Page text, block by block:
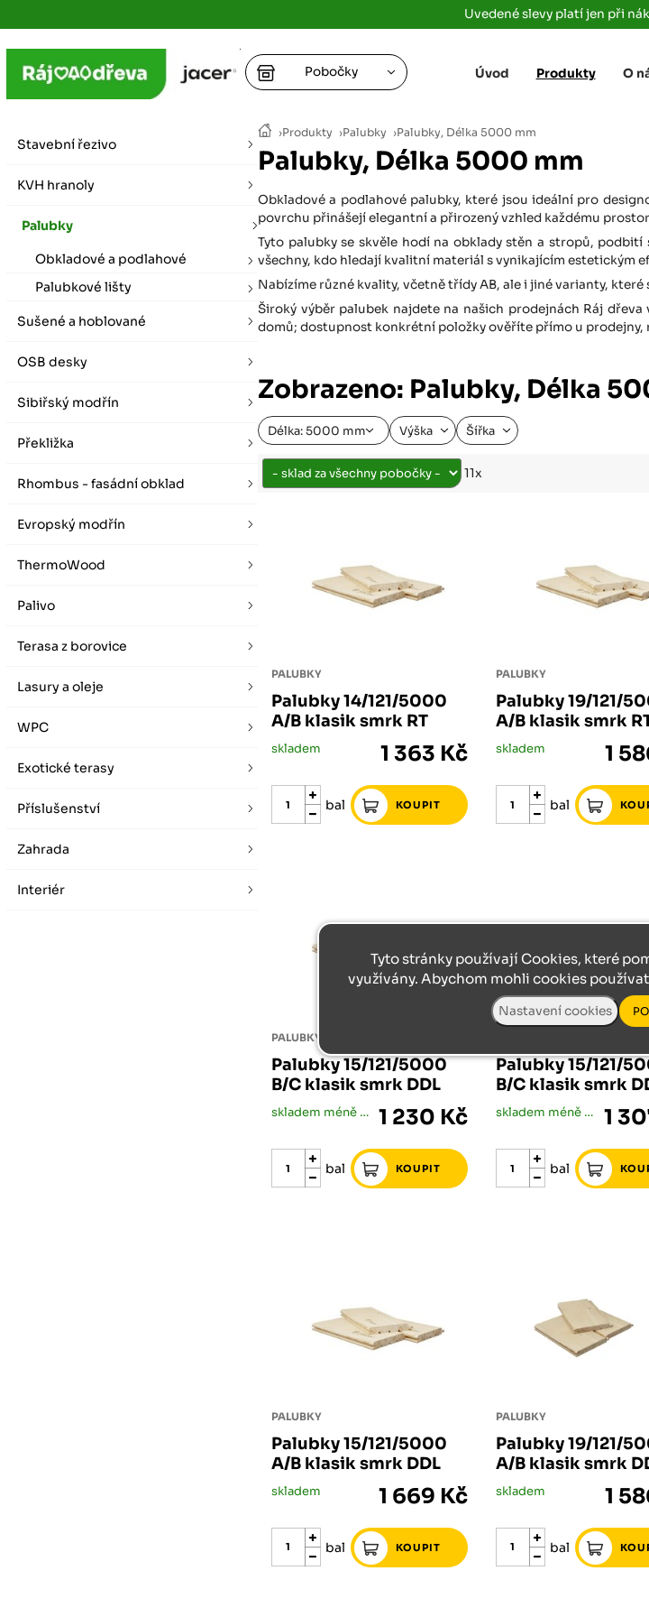
Uvedené slevy platí jen při
›Produkty ›Palubky ›Palubky, Délka 5000 mm
Palubky, Délka 5000 mm
Obkladové a podlahové palubky, které jsou ideální pro
povrchu přinášejí elegantní a přirozený vzhled každému
Tyto palubky se skvěle hodí na obklady stěn a stropů,
všechny, kdo hledají kvalitní materiál s vynikajícím estetickým
Nabízíme různé kvality, včetně třídy AB, ale i jiné varianty,
Široký výběr palubek najdete na našich prodejnách Ráj
domů; dostupnost konkrétní položky ověříte přímo u
Zobrazeno: Palubky, Délka
Délka: 5000 mm Výška Šířka
11x
PALUBKY
Palubky 14/121/5000
A/B klasik smrk RT
skladem 1 363 Kč
bal
PALUBKY
Palubky 19/121/
A/B klasik smrk
skladem 1
bal
PALUBKY
Palubky 15/121/5000
B/C klasik smrk DDL
skladem méně než 5 bal 1 230 Kč
bal
Palubky 15/121/
B/C klasik smrk
skladem méně než 5 bal 1
bal
PALUBKY
Palubky 15/121/5000
A/B klasik smrk DDL
skladem 1 669 Kč
bal
PALUBKY
Palubky 19/121/
A/B klasik smrk
skladem 1
bal
Stavební řezivo
KVH hranoly
Palubky
Obkladové a podlahové
Palubkové lišty
Sušené a hoblované
OSB desky
Sibiřský modřín
Překližka
Rhombus - fasádní obklad
Evropský modřín
ThermoWood
Palivo
Terasa z borovice
Lasury a oleje
WPC
Exotické terasy
Příslušenství
Zahrada
Interiér
Úvod Produkty O
Pobočky
+
+
Po-Pá 07:00 - 16:00, So 08:00 - 12:00 (ne Liberec)
Po-Pá 08:00 - 16:00, So 08:00 - 12:00 (ne Liberec)
vybírat zde
Ústí nad Labem, 400 01
vybírat zde
Rovná 181
Březhrad, Hradec
Praha
vybírat zde
Tůmovka 110
(Za čerpací stanicí TANK
Plzeň
Rokycanská 2656/2,
(parkoviště Albert)
Liberec
Partyzánská
(na konci ulice u zrcadla)
Tyto stránky používají Cookies, které
využívány. Abychom mohli cookies